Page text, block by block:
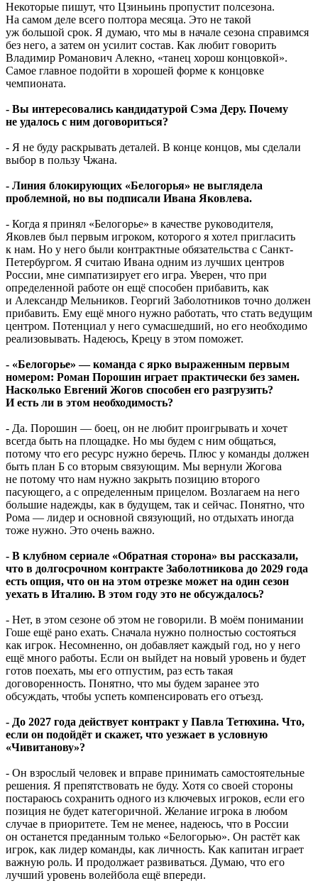
Некоторые пишут, что Цзиньинь пропустит полсезона.
На самом деле всего полтора месяца. Это не такой
уж большой срок. Я думаю, что мы в начале сезона справимся
без него, а затем он усилит состав. Как любит говорить
Владимир Романович Алекно, «танец хорош концовкой».
Самое главное подойти в хорошей форме к концовке
чемпионата.
- Вы интересовались кандидатурой Сэма Деру. Почему
не удалось с ним договориться?
- Я не буду раскрывать деталей. В конце концов, мы сделали
выбор в пользу Чжана.
- Линия блокирующих «Белогорья» не выглядела
проблемной, но вы подписали Ивана Яковлева.
- Когда я принял «Белогорье» в качестве руководителя,
Яковлев был первым игроком, которого я хотел пригласить
к нам. Но у него были контрактные обязательства с Санкт-
Петербургом. Я считаю Ивана одним из лучших центров
России, мне симпатизирует его игра. Уверен, что при
определенной работе он ещё способен прибавить, как
и Александр Мельников. Георгий Заболотников точно должен
прибавить. Ему ещё много нужно работать, что стать ведущим
центром. Потенциал у него сумасшедший, но его необходимо
реализовывать. Надеюсь, Крецу в этом поможет.
- «Белогорье» — команда с ярко выраженным первым
номером: Роман Порошин играет практически без замен.
Насколько Евгений Жогов способен его разгрузить?
И есть ли в этом необходимость?
- Да. Порошин — боец, он не любит проигрывать и хочет
всегда быть на площадке. Но мы будем с ним общаться,
потому что его ресурс нужно беречь. Плюс у команды должен
быть план Б со вторым связующим. Мы вернули Жогова
не потому что нам нужно закрыть позицию второго
пасующего, а с определенным прицелом. Возлагаем на него
большие надежды, как в будущем, так и сейчас. Понятно, что
Рома — лидер и основной связующий, но отдыхать иногда
тоже нужно. Это очень важно.
- В клубном сериале «Обратная сторона» вы рассказали,
что в долгосрочном контракте Заболотникова до 2029 года
есть опция, что он на этом отрезке может на один сезон
уехать в Италию. В этом году это не обсуждалось?
- Нет, в этом сезоне об этом не говорили. В моём понимании
Гоше ещё рано ехать. Сначала нужно полностью состояться
как игрок. Несомненно, он добавляет каждый год, но у него
ещё много работы. Если он выйдет на новый уровень и будет
готов поехать, мы его отпустим, раз есть такая
договоренность. Понятно, что мы будем заранее это
обсуждать, чтобы успеть компенсировать его отъезд.
- До 2027 года действует контракт у Павла Тетюхина. Что,
если он подойдёт и скажет, что уезжает в условную
«Чивитанову»?
- Он взрослый человек и вправе принимать самостоятельные
решения. Я препятствовать не буду. Хотя со своей стороны
постараюсь сохранить одного из ключевых игроков, если его
позиция не будет категоричной. Желание игрока в любом
случае в приоритете. Тем не менее, надеюсь, что в России
он останется преданным только «Белогорью». Он растёт как
игрок, как лидер команды, как личность. Как капитан играет
важную роль. И продолжает развиваться. Думаю, что его
лучший уровень волейбола ещё впереди.